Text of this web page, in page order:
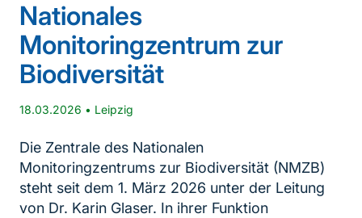
Nationales
Monitoringzentrum zur
Biodiversität
18.03.2026 • Leipzig
Die Zentrale des Nationalen
Monitoringzentrums zur Biodiversität (NMZB)
steht seit dem 1. März 2026 unter der Leitung
von Dr. Karin Glaser. In ihrer Funktion